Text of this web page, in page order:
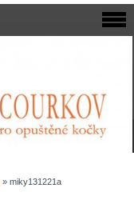
» miky131221a